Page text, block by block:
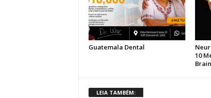
LEIA TAMBÉM: